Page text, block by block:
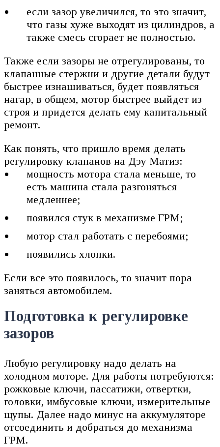
если зазор увеличился, то это значит,
что газы хуже выходят из цилиндров, а
также смесь сгорает не полностью.
Также если зазоры не отрегулированы, то
клапанные стержни и другие детали будут
быстрее изнашиваться, будет появляться
нагар, в общем, мотор быстрее выйдет из
строя и придется делать ему капитальный
ремонт.
Как понять, что пришло время делать
регулировку клапанов на Дэу Матиз:
мощность мотора стала меньше, то
есть машина стала разгоняться
медленнее;
появился стук в механизме ГРМ;
мотор стал работать с перебоями;
появились хлопки.
Если все это появилось, то значит пора
заняться автомобилем.
Подготовка к регулировке
зазоров
Любую регулировку надо делать на
холодном моторе. Для работы потребуются:
рожковые ключи, пассатижи, отвертки,
головки, имбусовые ключи, измерительные
щупы. Далее надо минус на аккумуляторе
отсоединить и добраться до механизма
ГРМ.